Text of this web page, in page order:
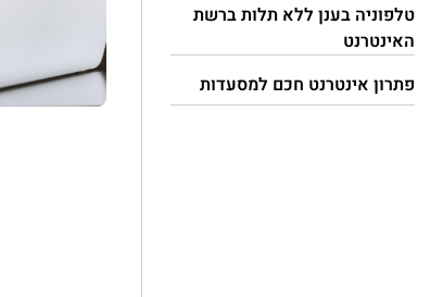
טלפוניה בענן ללא תלות ברשת
האינטרנט
פתרון אינטרנט חכם למסעדות